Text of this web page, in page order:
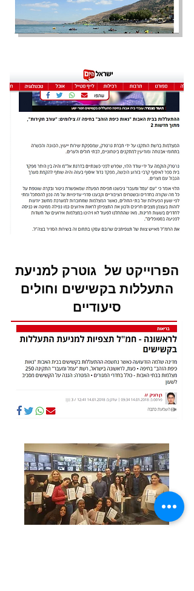
הפרוייקט של גוטרק למניעת
התעללות בקשישים וחולים
סיעודיים